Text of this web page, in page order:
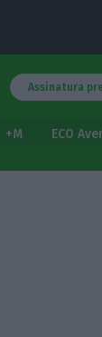
Assinatura
+M
ECO